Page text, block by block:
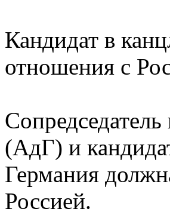
Кандидат в
отношения с
(АдГ) и
Германия
Россией.